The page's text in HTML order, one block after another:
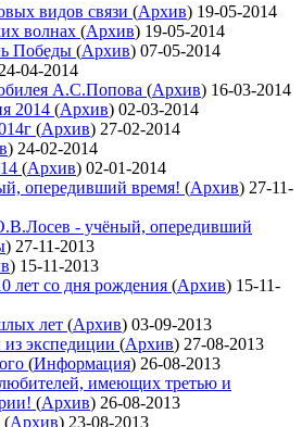
видов связи (Архив) 19-05-2014
волнах (Архив) 19-05-2014
Победы (Архив) 07-05-2014
24-04-2014
А.С.Попова (Архив) 16-03-2014
2014 (Архив) 02-03-2014
(Архив) 27-02-2014
) 24-02-2014
(Архив) 02-01-2014
опередивший время! (Архив) 27-11-
- учёный, опередивший
) 27-11-2013
) 15-11-2013
лет со дня рождения (Архив) 15-11-
лет (Архив) 03-09-2013
из экспедиции (Архив) 27-08-2013
(Информация) 26-08-2013
имеющих третью и
(Архив) 26-08-2013
(Архив) 23-08-2013